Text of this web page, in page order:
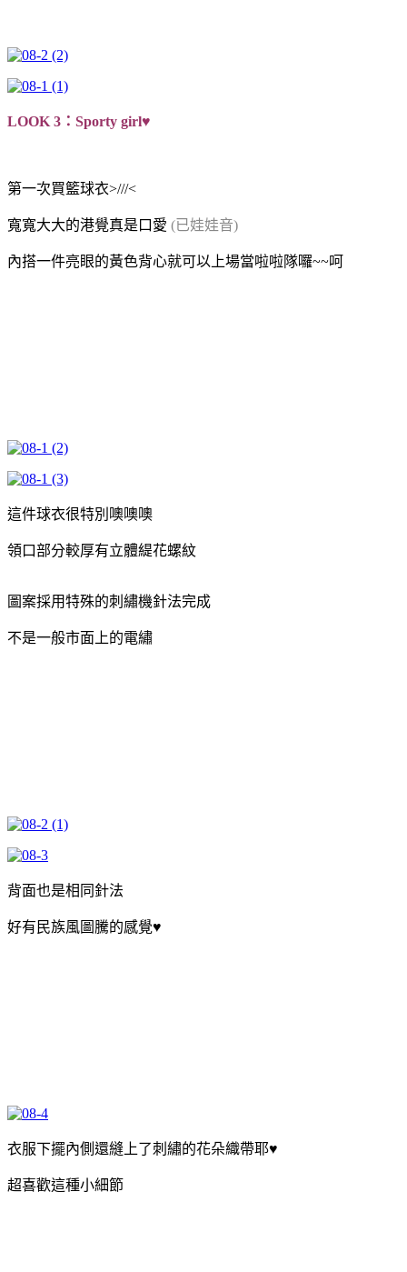
LOOK 3：Sporty girl♥
第一次買籃球衣>///<
寬寬大大的港覺真是口愛 (已娃娃音)
內搭一件亮眼的黃色背心就可以上場當啦啦隊囉~~呵
這件球衣很特別噢噢噢
領口部分較厚有立體緹花螺紋
圖案採用特殊的刺繡機針法完成
不是一般市面上的電繡
背面也是相同針法
好有民族風圖騰的感覺♥
衣服下擺內側還縫上了刺繡的花朵織帶耶♥
超喜歡這種小細節